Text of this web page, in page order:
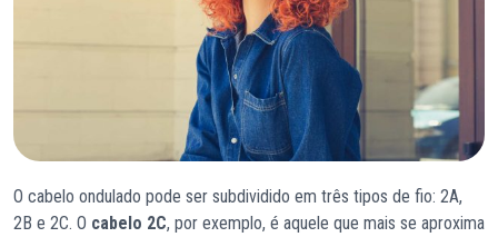
O cabelo ondulado pode ser subdividido em três tipos de fio: 2A,
2B e 2C. O cabelo 2C, por exemplo, é aquele que mais se aproxima